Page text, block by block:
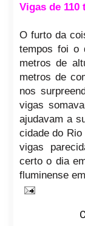
Vigas de 110
O furto da
tempos foi o
metros de
metros de
nos
vigas
ajudavam a
cidade do
vigas
certo o dia
fluminense